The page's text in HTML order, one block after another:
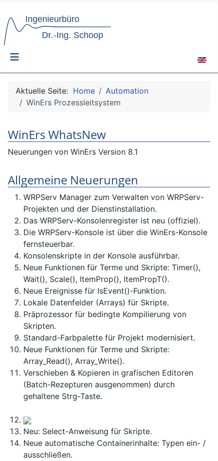
Aktuelle Seite: Home
Automation
WinErs Prozessleitsystem
WinErs WhatsNew
Neuerungen von WinErs Version 8.1
Allgemeine Neuerungen
WRPServ Manager zum Verwalten von WRPServ-
Projekten und der Dienstinstallation.
Das WRPServ-Konsolenregister ist neu (offiziel).
Die WRPServ-Konsole ist über die WinErs-Konsole
fernsteuerbar.
Konsolenskripte in der Konsole ausführbar.
Neue Funktionen für Terme und Skripte: Timer(),
Wait(), Scale(), ItemProp(), ItemPropT().
Neue Ereignisse für IsEvent()-Funktion.
Lokale Datenfelder (Arrays) für Skripte.
Präprozessor für bedingte Kompilierung von
Skripten.
Standard-Farbpalette für Projekt modernisiert.
Neue Funktionen für Terme und Skripte:
Array_Read(), Array_Write().
Verschieben & Kopieren in grafischen Editoren
(Batch-Rezepturen ausgenommen) durch
gehaltene Strg-Taste.
Neu: Select-Anweisung für Skripte.
Neue automatische Containerinhalte: Typen ein- /
ausschließen.